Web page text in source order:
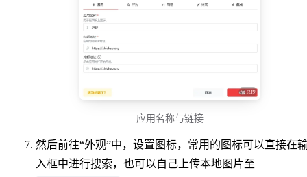
应用名称与链接
然后前往“外观”中，设置图标，常用的图标可以直接在
入框中进行搜索，也可以自己上传本地图片至